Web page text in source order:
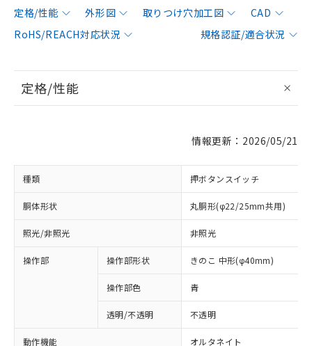
定格/性能 外形図 取りつけ穴加工図
CAD
RoHS/REACH対応状況
規格認証/適合状況
定格/性能
情報更新：2026/05/21
種類 押ボタンスイッチ
胴体形状 丸胴形(φ22/25mm共用)
照光/非照光 非照光
操作部 操作部形状 きのこ 中形(φ40mm)
操作部色 青
透明/不透明 不透明
動作機能 オルタネイト